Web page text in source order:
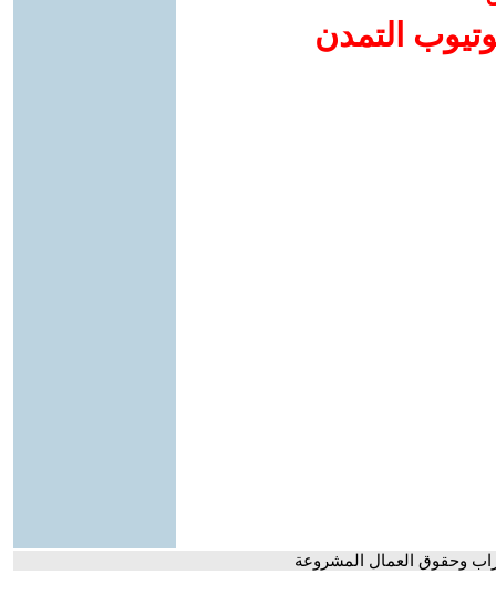
التمدن
وحقوق العمال المشروعة